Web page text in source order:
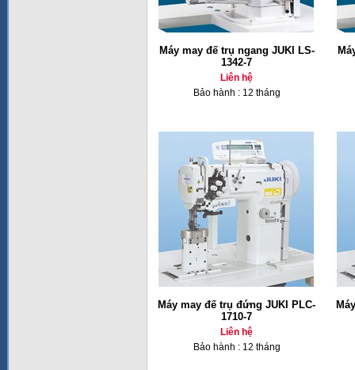
Máy may đế trụ ngang JUKI LS-
1342-7
Liên hệ
Bảo hành : 12 tháng
Máy may đế trụ đứng JUKI PLC-
1710-7
Liên hệ
Bảo hành : 12 tháng